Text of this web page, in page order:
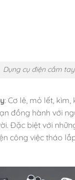
Dụng cụ điện cầm tay
: Cơ lê, mỏ lết, kìm,
đồng hành với
Đặc biệt với
công việc tháo